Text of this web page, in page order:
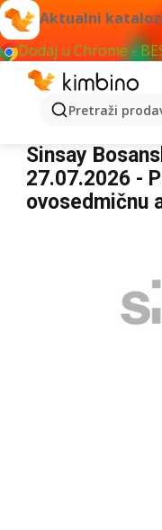
Aktualni
Dodaj u Chrome -
Pretraži
Sinsay
Sinsay
27.07.2026 -
ovosedmičnu